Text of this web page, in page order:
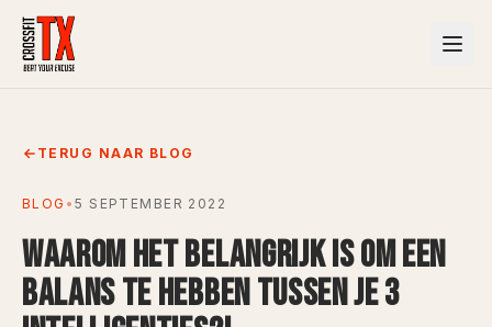
TERUG NAAR BLOG
BLOG •5 SEPTEMBER 2022
WAAROM HET BELANGRIJK IS OM EEN
BALANS TE HEBBEN TUSSEN JE 3